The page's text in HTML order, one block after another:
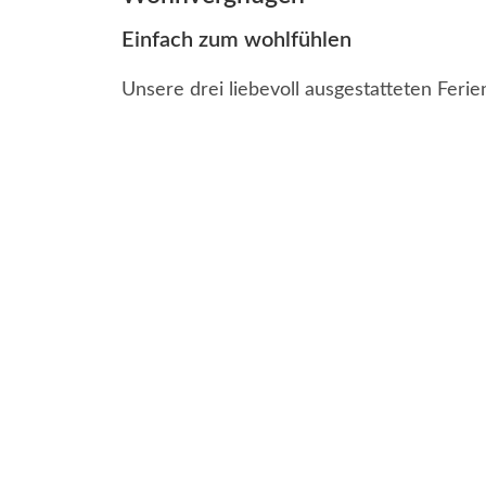
Einfach zum wohlfühlen
Unsere drei liebevoll ausgestatteten